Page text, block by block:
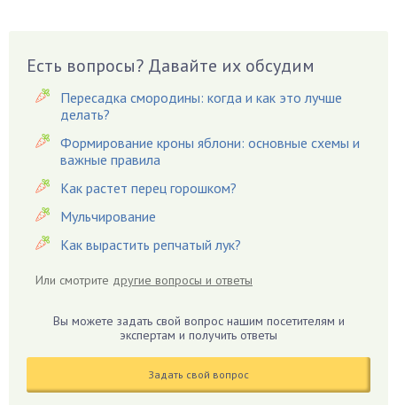
Вредители
Гардения
Гацания
Гвоздики
Георгины
Герань
Гиацинт
Гибискус
Гладиолусы
Голубика
Есть вопросы? Давайте их обсудим
Пересадка смородины: когда и как это лучше
делать?
Формирование кроны яблони: основные схемы и
важные правила
Как растет перец горошком?
Мульчирование
Как вырастить репчатый лук?
Или смотрите другие вопросы и ответы
Вы можете задать свой вопрос нашим посетителям и
экспертам и получить ответы
Задать свой вопрос